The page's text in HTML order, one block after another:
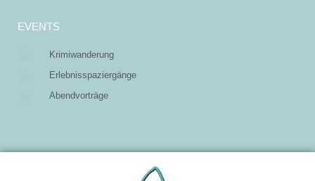
EVENTS
Krimiwanderung
Erlebnisspaziergänge
Abendvorträge